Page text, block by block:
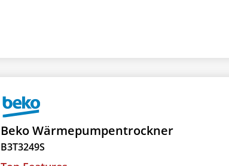
Beko Wärmepumpentrockner
B3T3249S